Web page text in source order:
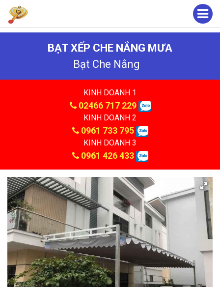
BẠT XẾP CHE NẮNG MƯA
Bạt Che Nắng
KINH DOANH 1
02466 717 229
KINH DOANH 2
0961 733 795
KINH DOANH 3
0961 426 433